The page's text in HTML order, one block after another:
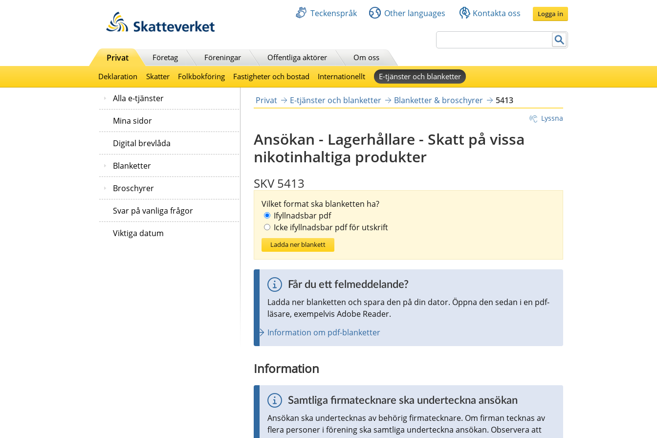
Teckenspråk Other languages Kontakta oss Logga in
Privat Företag Föreningar Offentliga aktörer
Om oss
Deklaration
Skatter Folkbokföring Fastigheter och bostad Internationellt E-tjänster och blanketter
Alla e-tjänster
Mina sidor
Digital brevlåda
Blanketter
Broschyrer
Svar på vanliga frågor
Viktiga datum
Privat E-tjänster och blanketter Blanketter & broschyrer 5413
Lyssna
Ansökan - Lagerhållare - Skatt på vissa
nikotinhaltiga produkter
SKV 5413
Vilket format ska blanketten ha?
Ifyllnadsbar pdf
Icke ifyllnadsbar pdf för utskrift
Ladda ner blankett
Får du ett felmeddelande?
Ladda ner blanketten och spara den på din dator. Öppna den sedan i en pdf-
läsare, exempelvis Adobe Reader.
Information om pdf-blanketter
Information
Samtliga firmatecknare ska underteckna ansökan
Ansökan ska undertecknas av behörig firmatecknare. Om firman tecknas av
flera personer i förening ska samtliga underteckna ansökan. Observera att